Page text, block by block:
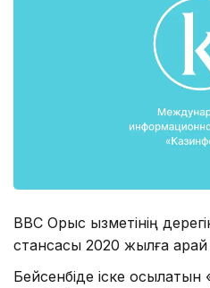
ВВС Орыс қызметiнiң
стансасы 2020 жылға
Бейсенбiде іске қосылатын